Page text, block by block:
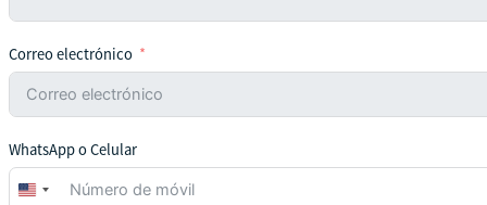
Correo electrónico
WhatsApp o Celular
United